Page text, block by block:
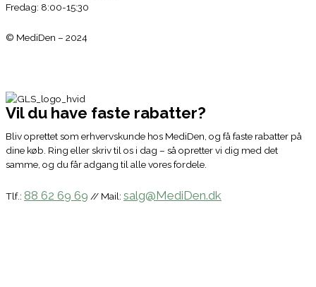
Fredag: 8:00-15:30
© MediDen – 2024
Vil du have faste rabatter?
Bliv oprettet som erhvervskunde hos MediDen, og få faste rabatter på
dine køb. Ring eller skriv til os i dag – så opretter vi dig med det
samme, og du får adgang til alle vores fordele.
Tlf.: 88 62 69 69 // Mail: salg@MediDen.dk